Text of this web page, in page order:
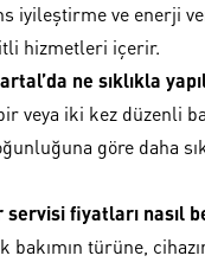
iyileştirme ve enerji
hizmetleri içerir.
ne sıklıkla
veya iki kez düzenli
göre daha
servisi fiyatları nasıl
bakımın türüne,